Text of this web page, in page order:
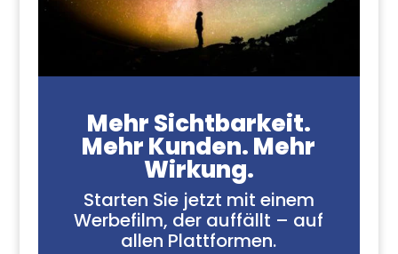
Mehr Sichtbarkeit.
Mehr Kunden. Mehr
Wirkung.
Starten Sie jetzt mit einem
Werbefilm, der auffällt – auf
allen Plattformen.